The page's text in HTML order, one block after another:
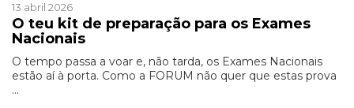
13 abril 2026
O teu kit de preparação para os Exames
Nacionais
O tempo passa a voar e, não tarda, os Exames Nacionais
estão aí à porta. Como a FORUM não quer que estas prova
...